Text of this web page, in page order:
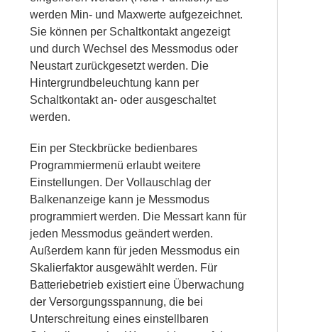
werden Min- und Maxwerte aufgezeichnet.
Sie können per Schaltkontakt angezeigt
und durch Wechsel des Messmodus oder
Neustart zurückgesetzt werden. Die
Hintergrundbeleuchtung kann per
Schaltkontakt an- oder ausgeschaltet
werden.
Ein per Steckbrücke bedienbares
Programmiermenü erlaubt weitere
Einstellungen. Der Vollauschlag der
Balkenanzeige kann je Messmodus
programmiert werden. Die Messart kann für
jeden Messmodus geändert werden.
Außerdem kann für jeden Messmodus ein
Skalierfaktor ausgewählt werden. Für
Batteriebetrieb existiert eine Überwachung
der Versorgungsspannung, die bei
Unterschreitung eines einstellbaren